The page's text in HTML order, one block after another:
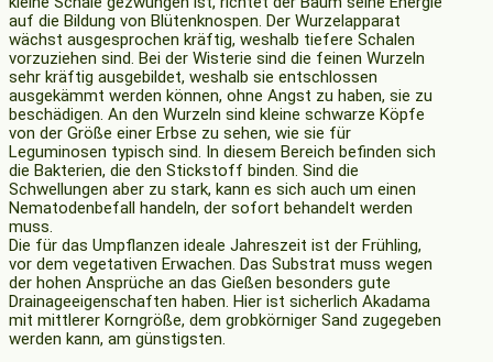
auf die Bildung von Blütenknospen. Der Wurzelapparat
wächst ausgesprochen kräftig, weshalb tiefere Schalen
vorzuziehen sind. Bei der Wisterie sind die feinen Wurzeln
sehr kräftig ausgebildet, weshalb sie entschlossen
ausgekämmt werden können, ohne Angst zu haben, sie zu
beschädigen. An den Wurzeln sind kleine schwarze Köpfe
von der Größe einer Erbse zu sehen, wie sie für
Leguminosen typisch sind. In diesem Bereich befinden sich
die Bakterien, die den Stickstoff binden. Sind die
Schwellungen aber zu stark, kann es sich auch um einen
Nematodenbefall handeln, der sofort behandelt werden
muss.
Die für das Umpflanzen ideale Jahreszeit ist der Frühling,
vor dem vegetativen Erwachen. Das Substrat muss wegen
der hohen Ansprüche an das Gießen besonders gute
Drainageeigenschaften haben. Hier ist sicherlich Akadama
mit mittlerer Korngröße, dem grobkörniger Sand zugegeben
werden kann, am günstigsten.